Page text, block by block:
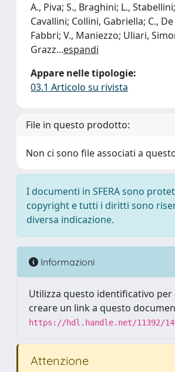
A., Piva; S., Braghini; L.,
Cavallini; Collini, Gabriella; C.,
Fabbri; V., Maniezzo; Uliari,
Grazz...espandi
Appare nelle tipologie:
03.1 Articolo su rivista
File in questo prodotto:
Non ci sono file associati a
I documenti in SFERA sono
copyright e tutti i diritti sono
diversa indicazione.
Informazioni
Utilizza questo identificativo per
creare un link a questo
https://hdl.handle.net/11392/
Attenzione